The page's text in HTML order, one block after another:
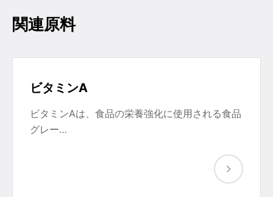
関連原料
ビタミンA
ビタミンAは、食品の栄養強化に使用される食品
グレー…